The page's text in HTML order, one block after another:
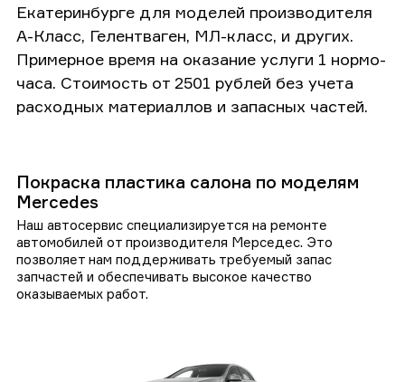
Екатеринбурге для моделей производителя
А-Класс, Гелентваген, МЛ-класс, и других.
Примерное время на оказание услуги 1 нормо-
часа. Стоимость от 2501 рублей без учета
расходных материаллов и запасных частей.
Покраска пластика салона по моделям
Mercedes
Наш автосервис специализируется на ремонте
автомобилей от производителя Мерседес. Это
позволяет нам поддерживать требуемый запас
запчастей и обеспечивать высокое качество
оказываемых работ.